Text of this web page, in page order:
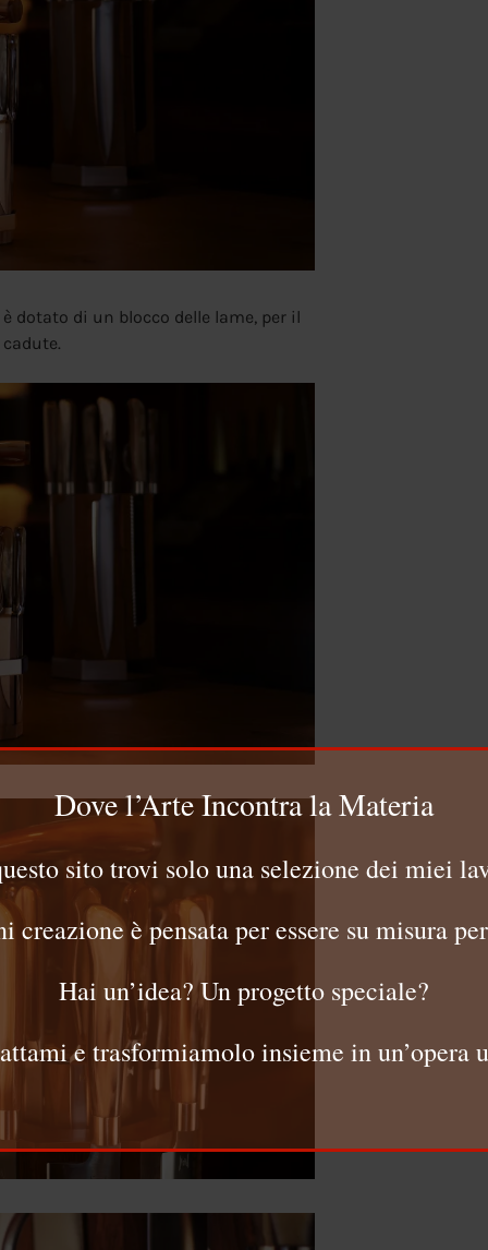
dotato di un blocco delle lame, per il
Dove l’Arte Incontra la Materia
sito trovi solo una selezione dei miei
creazione è pensata per essere su misura
Hai un’idea? Un progetto speciale?
e trasformiamolo insieme in un’opera